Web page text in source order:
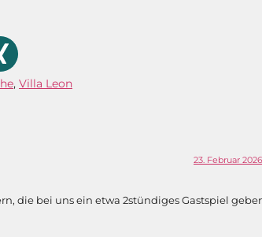
, Villa Leon
23. Februar
die bei uns ein etwa 2stündiges Gastspiel